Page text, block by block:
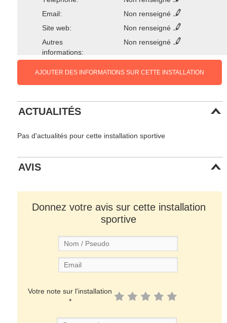
Email:
Non renseigné
Site web:
Non renseigné
Autres
informations:
Non renseigné
AJOUTER DES INFORMATIONS SUR CETTE INSTALLATION
ACTUALITÉS
Pas d'actualités pour cette installation sportive
AVIS
Donnez votre avis sur cette installation
sportive
Votre note sur l'installation
*